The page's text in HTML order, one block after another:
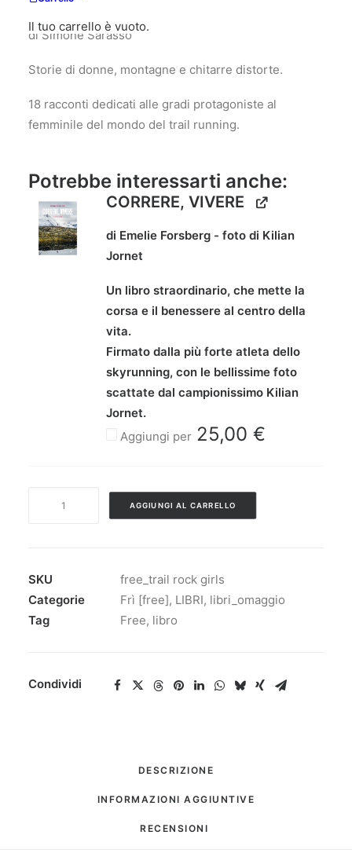
Il tuo carrello è vuoto.
di Simone Sarasso
Storie di donne, montagne e chitarre distorte.
18 racconti dedicati alle gradi protagoniste al
femminile del mondo del trail running.
Potrebbe interessarti anche:
CORRERE, VIVERE
di Emelie Forsberg - foto di Kilian
Jornet
Un libro straordinario, che mette la
corsa e il benessere al centro della
vita.
Firmato dalla più forte atleta dello
skyrunning, con le bellissime foto
scattate dal campionissimo Kilian
Jornet.
Aggiungi per 25,00 €
AGGIUNGI AL CARRELLO
SKU
free_trail rock girls
Categorie
Frì [free], LIBRI, libri_omaggio
Tag
Free, libro
Condividi
DESCRIZIONE
INFORMAZIONI AGGIUNTIVE
RECENSIONI